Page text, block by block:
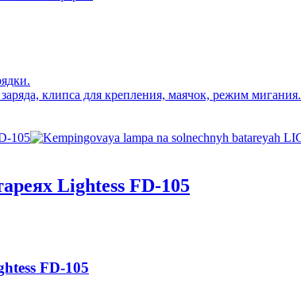
клипса для крепления, маячок, режим мигания.
Lightess FD-105
FD-105